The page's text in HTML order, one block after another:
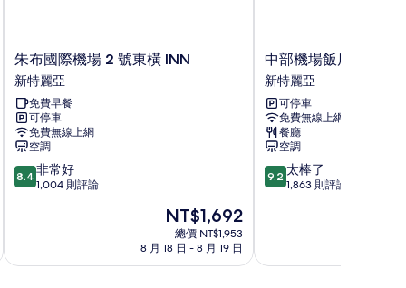
朱
布
國
際
機
場
2
號
東
麗
朱布國際機場 2 號東橫 INN
新特麗亞
免費早餐
可停車
免費無線上網
空調
8.4
分，
非
8.4 非常好
1,004 則評論
現
在
價
NT$1,692
總價 NT$1,953
8 月 18 日 - 8 月 19 日
中
部
機
場
飯
店
新
特
麗
中部機場飯店
新特麗亞
可停車
免費無線上網
餐廳
空調
9.2
分，
太
9.2 太棒了
1,863 則評論